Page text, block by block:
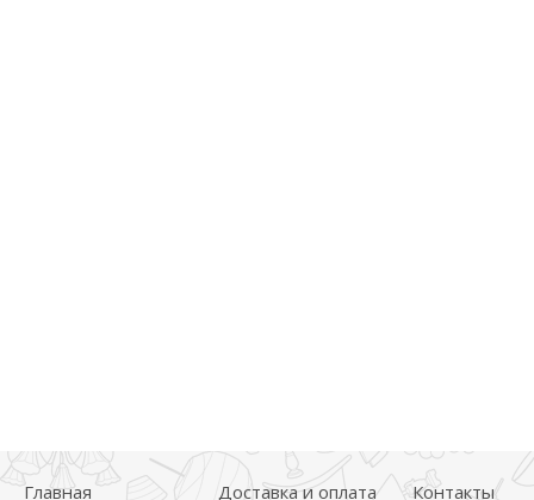
Главная Доставка и оплата Контакты